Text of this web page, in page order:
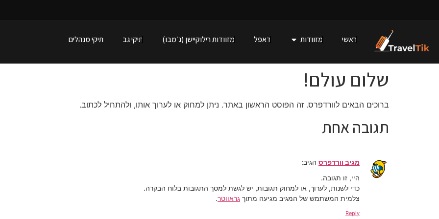
ראשי מזוודות דאפל מזוודות רילוקיישן (ג׳מבו) תיקי גב תיקי מנהלים
שלום עולם!
ברוכים הבאים לוורדפרס. זה הפוסט הראשון באתר. ניתן למחוק או לערוך אותו, ולהתחיל לכתוב.
תגובה אחת
מגיב וורדפרס הגיב:
היי, זו תגובה.
כדי לשנות, לערוך, או למחוק תגובות, יש לגשת למסך התגובות בלוח הבקרה.
צלמית המשתמש של המגיב מגיעה מתוך גראווטר.
Reply